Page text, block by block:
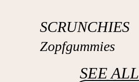
SCRUNCHIES
Zopfgummies
SEE ALL